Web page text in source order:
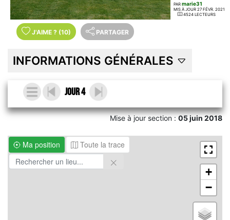
PAR marie31
MIS À JOUR 27 FÉVR. 2021
4524 LECTEURS
J'AIME ? (10) PARTAGER
INFORMATIONS GÉNÉRALES
JOUR 4
Mise à jour section :05 juin 2018
Ma position Toute la trace
+
−